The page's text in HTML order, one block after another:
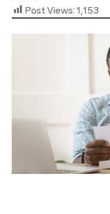
Post Views: 1,153